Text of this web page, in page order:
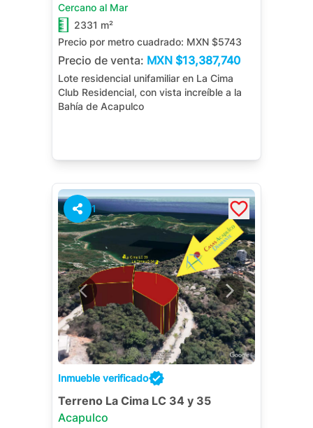
Cercano al Mar
2331 m²
Precio por metro cuadrado: MXN $5743
Precio de venta: MXN $13,387,740
Lote residencial unifamiliar en La Cima
Club Residencial, con vista increíble a la
Bahía de Acapulco
1
Inmueble verificado
Terreno La Cima LC 34 y 35
Acapulco